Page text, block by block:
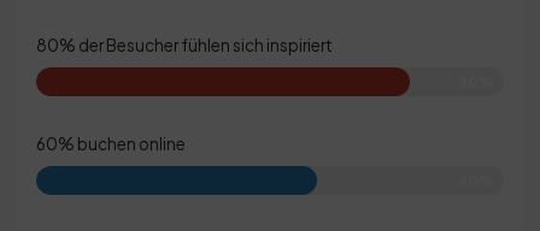
80% der Besucher fühlen sich inspiriert
60% buchen online